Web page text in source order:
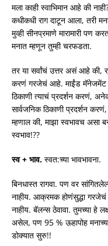
मला काही स्वाभिमान आहे की
कधीकधी राग दाटून आला, तरी
मुव्ही सीनप्रमाणे मारामारी पण
मनात म्हणून तुम्ही चरफडता.
तर या सर्वांचं उत्तर असं आहे की,
करणं गरजेचं आहे. माईंड मॅनेजमेंट
ठिकाणी त्याचं प्रदर्शन करणं,
सार्वजनिक ठिकाणी प्रदर्शन
म्हणाल की, माझा स्वभावच असा
स्वभाव!??
स्व + भाव. स्वत:च्या भावभावना.
बिनधास्त रागवा. पण वर
नाहीय. आक्रमक होणंसुद्धा
नाहीय. बॅलन्स ठेवावा. तुमच्या हे
असेल, पण 95 % ऊहापोह
डोक्यात सुरु!!